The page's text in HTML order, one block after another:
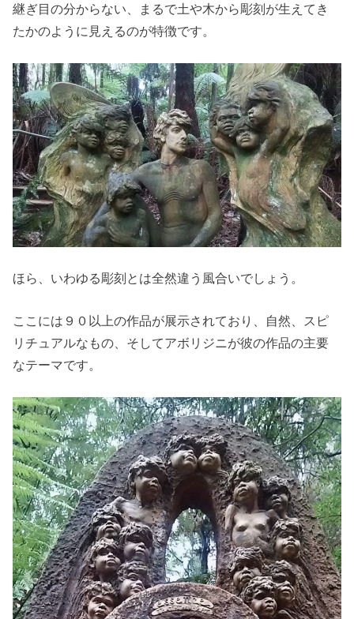
継ぎ目の分からない、まるで土や木から彫刻が生えてき
たかのように見えるのが特徴です。
ほら、いわゆる彫刻とは全然違う風合いでしょう。
ここには９０以上の作品が展示されており、自然、スピ
リチュアルなもの、そしてアボリジニが彼の作品の主要
なテーマです。